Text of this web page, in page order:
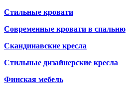
Стильные кровати
Современные кровати в спальню
Скандинавские кресла
Стильные дизайнерские кресла
Финская мебель